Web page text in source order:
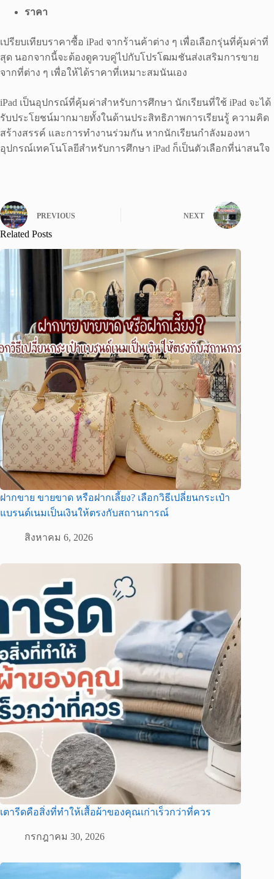
ราคา
เปรียบเทียบราคาซื้อ iPad จากร้านค้าต่าง ๆ เพื่อเลือกรุ่นที่คุ้มค่าที่
สุด นอกจากนี้จะต้องดูควบคู่ไปกับโปรโฒมชันส่งเสริมการขาย
จากที่ต่าง ๆ เพื่อให้ได้ราคาที่เหมาะสมนันเอง
iPad เป็นอุปกรณ์ที่คุ้มค่าสำหรับการศึกษา นักเรียนที่ใช้ iPad จะได้
รับประโยชน์มากมายทั้งในด้านประสิทธิภาพการเรียนรู้ ความคิด
สร้างสรรค์ และการทำงานร่วมกัน หากนักเรียนกำลังมองหา
อุปกรณ์เทคโนโลยีสำหรับการศึกษา iPad ก็เป็นตัวเลือกที่น่าสนใจ
PREVIOUS NEXT
Related Posts
ฝากขาย ขายขาด หรือฝากเลี้ยง? เลือกวิธีเปลี่ยนกระเป๋า
แบรนด์เนมเป็นเงินให้ตรงกับสถานการณ์
สิงหาคม 6, 2026
เตารีดคือสิ่งที่ทำให้เสื้อผ้าของคุณเก่าเร็วกว่าที่ควร
กรกฎาคม 30, 2026